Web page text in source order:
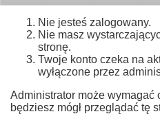
Nie jesteś zalogowany.
Nie masz
stronę.
Twoje konto czeka na
wyłączone przez
Administrator może wymagać
będziesz mógł przeglądać tę